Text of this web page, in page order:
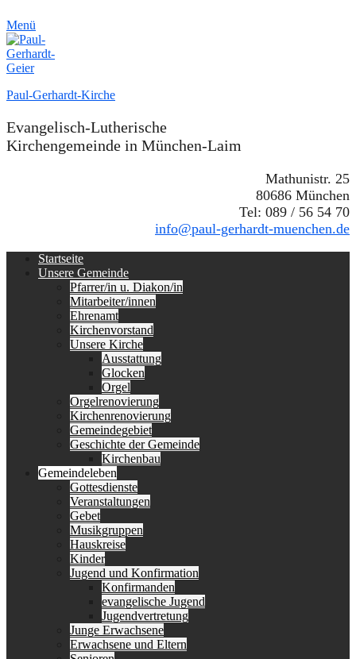
Menü
Paul-Gerhardt-Kirche
Evangelisch-Lutherische
Kirchengemeinde in München-Laim
Mathunistr. 25
80686 München
Tel: 089 / 56 54 70
info@paul-gerhardt-muenchen.de
Erstes
Menü
Startseite
Unsere Gemeinde
Pfarrer/in u. Diakon/in
Mitarbeiter/innen
Ehrenamt
Kirchenvorstand
Unsere Kirche
Ausstattung
Glocken
Orgel
Orgelrenovierung
Kirchenrenovierung
Gemeindegebiet
Geschichte der Gemeinde
Kirchenbau
Gemeindeleben
Gottesdienste
Veranstaltungen
Gebet
Musikgruppen
Hauskreise
Kinder
Jugend und Konfirmation
Konfirmanden
evangelische Jugend
Jugendvertretung
Junge Erwachsene
Erwachsene und Eltern